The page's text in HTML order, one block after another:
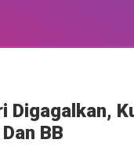
Digagalkan,
BB